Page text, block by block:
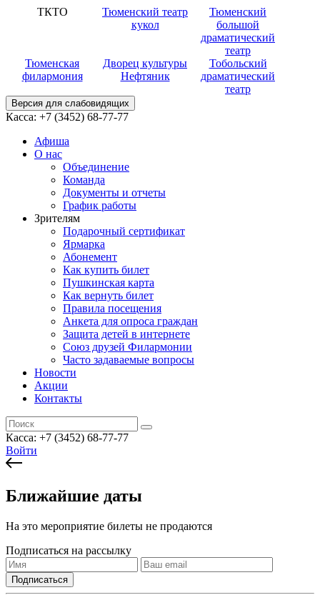
ТКТО
Тюменский театр
кукол
Тюменский
большой
драматический
театр
Тюменская
филармония
Дворец культуры
Нефтяник
Тобольский
драматический
театр
Версия для слабовидящих
Касса: +7 (3452) 68-77-77
Афиша
О нас
Объединение
Команда
Документы и отчеты
График работы
Зрителям
Подарочный сертификат
Ярмарка
Абонемент
Как купить билет
Пушкинская карта
Как вернуть билет
Правила посещения
Анкета для опроса граждан
Защита детей в интернете
Союз друзей Филармонии
Часто задаваемые вопросы
Новости
Акции
Контакты
Касса: +7 (3452) 68-77-77
Войти
Ближайшие даты
На это мероприятие билеты не продаются
Подписаться на рассылку